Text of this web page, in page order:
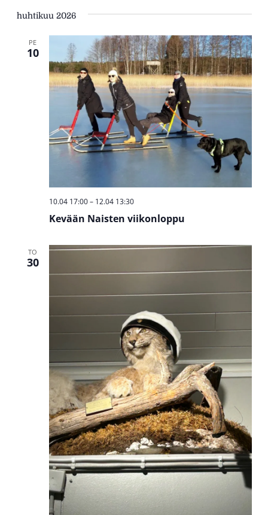
huhtikuu 2026
PE
10
Kevään Naisten viikonloppu
10.04 17:00– 12.04 13:30
TO
30